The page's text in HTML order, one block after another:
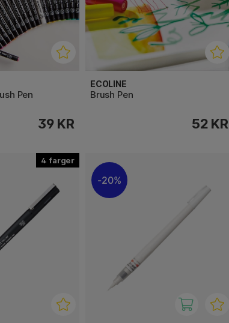
Pen
39 KR
ECOLINE
Brush Pen
52 KR
4
20%